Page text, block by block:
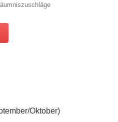
Oktober)